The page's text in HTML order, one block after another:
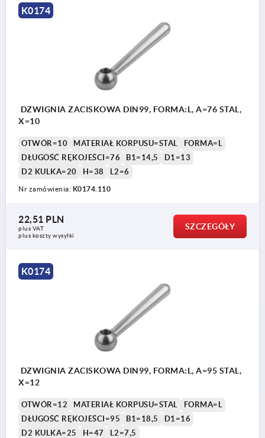
K0174
DZWIGNIA ZACISKOWA DIN99, FORMA:L, A=76 STAL,
X=10
OTWÓR=10 MATERIAŁ KORPUSU=STAL
FORMA=L
DŁUGOŚĆ RĘKOJEŚCI=76
B1=14,5
D1=13
D2 KULKA=20
H=38 L2=6
Nr zamówienia: K0174.110
22,51 PLN
plus VAT
plus koszty wysyłki
SZCZEGÓŁY
K0174
DZWIGNIA ZACISKOWA DIN99, FORMA:L, A=95 STAL,
X=12
OTWÓR=12 MATERIAŁ KORPUSU=STAL
FORMA=L
DŁUGOŚĆ RĘKOJEŚCI=95
B1=18,5
D1=16
D2 KULKA=25
H=47 L2=7,5